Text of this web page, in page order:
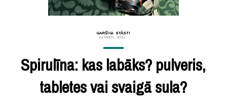
GARŠĪGI, STĀSTI
02 Marts, 2023
Spirulīna: kas labāks? pulveris,
tabletes vai svaigā sula?